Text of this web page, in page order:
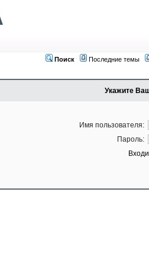
Поиск
Последние темы
Укажите
Имя пользователя:
Пароль: